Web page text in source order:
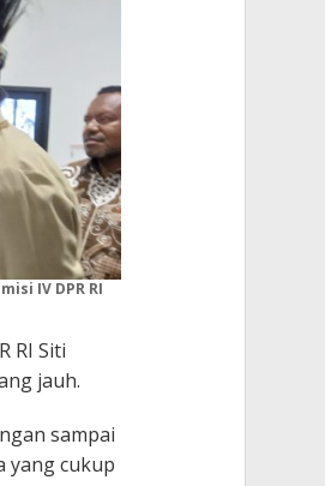
IV DPR RI
RI Siti
jauh.
sampai
yang cukup